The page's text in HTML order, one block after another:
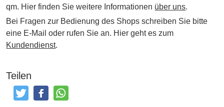
qm. Hier finden Sie weitere Informationen über uns.
Bei Fragen zur Bedienung des Shops schreiben Sie bitte
eine E-Mail oder rufen Sie an. Hier geht es zum
Kundendienst.
Teilen
TweetenPostenTeilen